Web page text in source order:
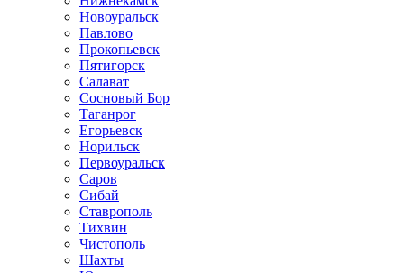
Новоуральск
Павлово
Прокопьевск
Пятигорск
Салават
Сосновый Бор
Таганрог
Егорьевск
Норильск
Первоуральск
Саров
Сибай
Ставрополь
Тихвин
Чистополь
Шахты